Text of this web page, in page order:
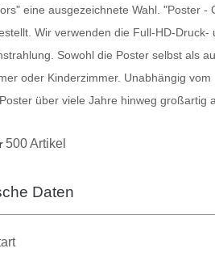
eine ausgezeichnete Wahl. "Poster
Wir verwenden die Full-HD-
Sowohl die Poster selbst als
oder Kinderzimmer. Unabhängig
Poster über viele Jahre hinweg großartig
500 Artikel
Daten